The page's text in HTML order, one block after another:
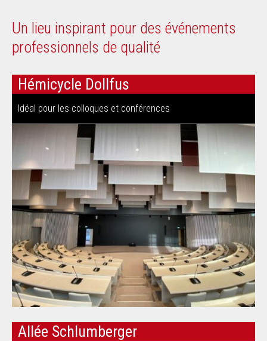
Un lieu inspirant pour des événements
professionnels de qualité
Hémicycle Dollfus
Idéal pour les colloques et conférences
Allée Schlumberger